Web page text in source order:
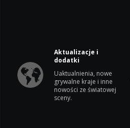
Aktualizacje i
dodatki
Uaktualnienia, nowe
grywalne kraje i inne
nowości ze światowej
sceny.